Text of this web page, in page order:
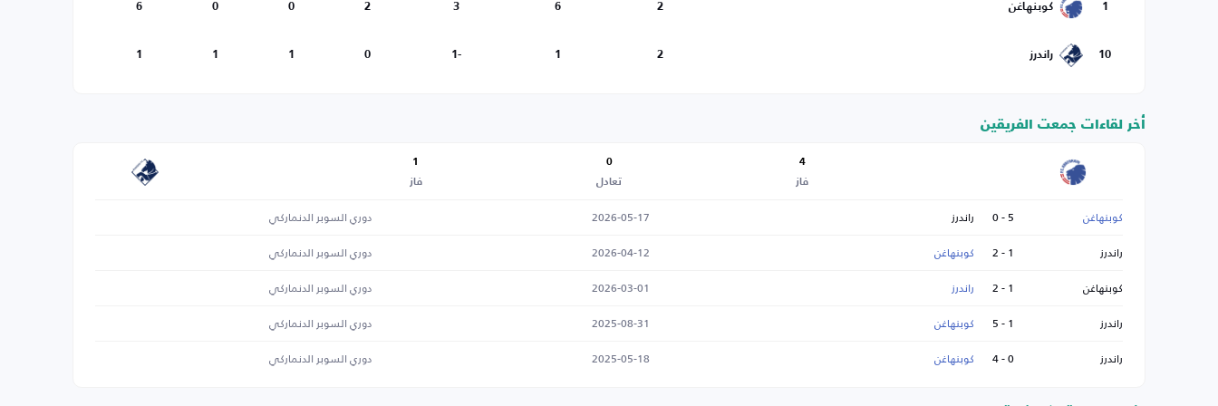
1 كوبنهاغن 2
6
3
2
0
0
6
10 راندرز 2
1
-1
0
1
1
1
أخر لقاءات جمعت الفريقين
4
فاز
0
تعادل
1
فاز
كوبنهاغن 5 - 0 راندرز 2026-05-17
دوري السوبر الدنماركي
راندرز
1 - 2 كوبنهاغن 2026-04-12
دوري السوبر الدنماركي
كوبنهاغن
1 - 2 راندرز 2026-03-01
دوري السوبر الدنماركي
راندرز
1 - 5 كوبنهاغن 2025-08-31
دوري السوبر الدنماركي
راندرز
0 - 4 كوبنهاغن 2025-05-18 دوري السوبر الدنماركي